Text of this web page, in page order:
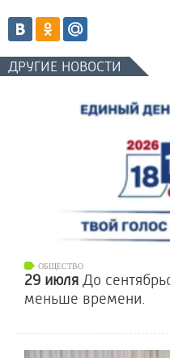
ДРУГИЕ НОВОСТИ
ОБЩЕСТВО
29 июля До
меньше времени.